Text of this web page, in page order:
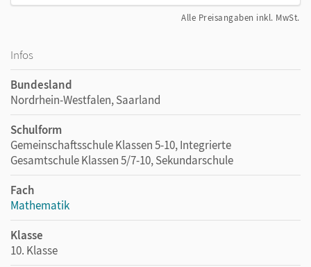
Alle Preisangaben inkl. MwSt.
Infos
Bundesland
Nordrhein-Westfalen, Saarland
Schulform
Gemeinschaftsschule Klassen 5-10, Integrierte
Gesamtschule Klassen 5/7-10, Sekundarschule
Fach
Mathematik
Klasse
10. Klasse